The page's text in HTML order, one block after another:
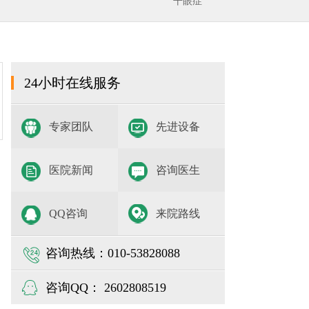
24小时在线服务
专家团队 先进设备
医院新闻 咨询医生
QQ咨询 来院路线
咨询热线：010-53828088
咨询QQ： 2602808519